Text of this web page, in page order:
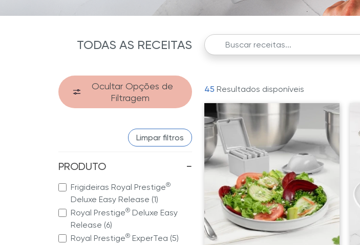
TODAS AS RECEITAS
Ocultar Opções de
Filtragem
Limpar filtros
PRODUTO −
Frigideiras Royal Prestige®
Deluxe Easy Release (1)
Royal Prestige® Deluxe Easy
Release (6)
Royal Prestige® ExperTea (5)
45 Resultados disponíveis